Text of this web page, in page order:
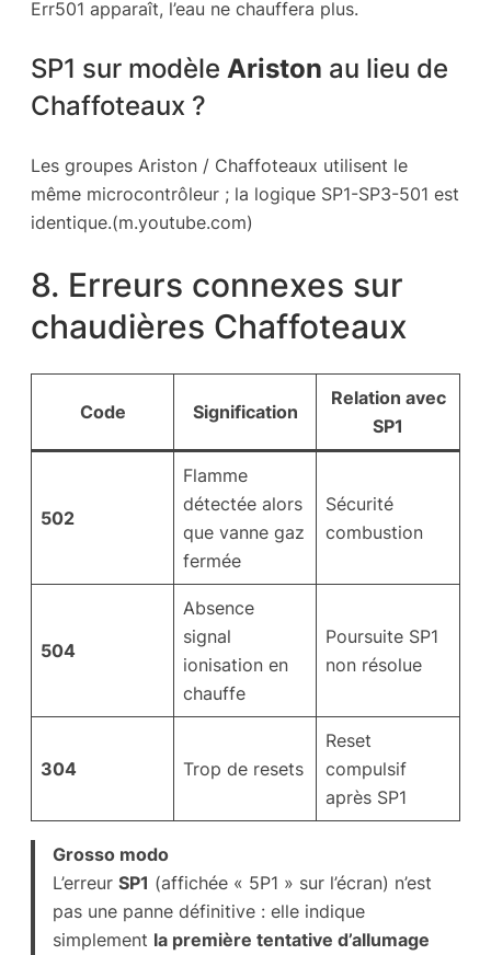
Err501 apparaît, l’eau ne chauffera plus.
SP1 sur modèle Ariston au lieu de
Chaffoteaux ?
Les groupes Ariston / Chaffoteaux utilisent le
même microcontrôleur ; la logique SP1-SP3-501 est
identique.(m.youtube.com)
8. Erreurs connexes sur
chaudières Chaffoteaux
Code Signification
Relation avec
SP1
502
Flamme
détectée alors
que vanne gaz
fermée
Sécurité
combustion
504
Absence
signal
ionisation en
chauffe
Poursuite SP1
non résolue
304 Trop de resets
Reset
compulsif
après SP1
Grosso modo
L’erreurSP1 (affichée « 5P1 » sur l’écran) n’est
pas une panne définitive : elle indique
simplement la première tentative d’allumage